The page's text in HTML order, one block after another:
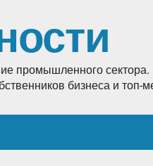
промышленного
бизнеса и топ-